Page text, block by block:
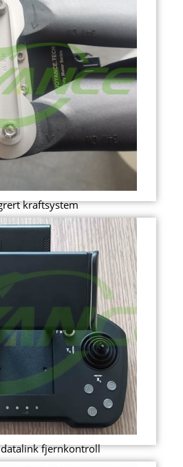
kraftsystem
fjernkontroll